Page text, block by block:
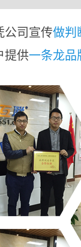
公司宣传做判
提供一条龙品